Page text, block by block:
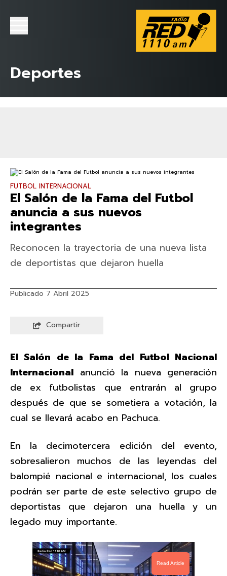
Deportes
FUTBOL INTERNACIONAL
El Salón de la Fama del Futbol
anuncia a sus nuevos
integrantes
Reconocen la trayectoria de una nueva lista
de deportistas que dejaron huella
Publicado 7 Abril 2025
Compartir
El Salón de la Fama del Futbol Nacional
Internacional anunció la nueva generación
de ex futbolistas que entrarán al grupo
después de que se sometiera a votación, la
cual se llevará acabo en Pachuca.
En la decimotercera edición del evento,
sobresalieron muchos de las leyendas del
balompié nacional e internacional, los cuales
podrán ser parte de este selectivo grupo de
deportistas que dejaron una huella y un
legado muy importante.
Read Article